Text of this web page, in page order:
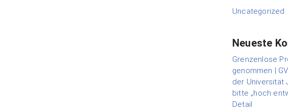
Uncategorized
Neueste
Grenzenlose
genommen |
der Universität
bitte „hoch
Detail